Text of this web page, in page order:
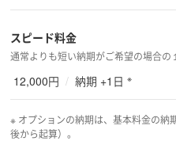
スピード料金
12,000円 / 納期 +1日 ※
※ オプションの納期は、基本料金の納
後から起算）。